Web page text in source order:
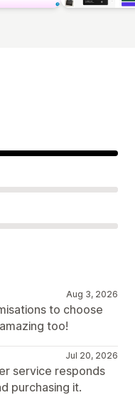
Aug 3, 2026
to choose
too!
Jul 20, 2026
service responds
purchasing it.